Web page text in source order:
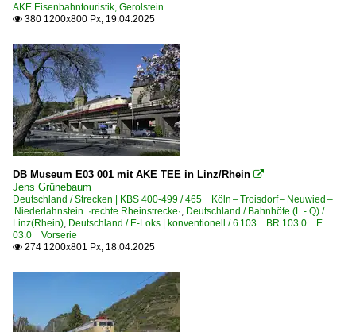
BR 52 DR 52.1-7/52.9 ·Kriegslok·
Detailfotos
~ Sonstiges
Dieselloks | 92 80
1 202 BR 202 DR 112 · DR 110 DR V 100.1
1 204 BR 204 · DR 110 DR V 100
1 211 BR 211 DB V 100.10 Private
1 212 BR 212 DB V 100.20
1 213 BR 213 DB V 100.23 Steilstreckenlok
1 214 BR 214 Umbau BR 212 Schenker 262
1 215 BR 215 DB V 163
1 218 BR 218
AKE Eisenbahntouristik, Gerolstein
 380 1200x800 Px, 19.04.2025
DB Museum E03 001 mit AKE TEE in Linz/Rhein 
Jens Grünebaum
Deutschland / Strecken | KBS 400-499 / 465 Köln – Troisdorf – Neuwied –
Niederlahnstein ·rechte Rheinstrecke·, Deutschland / Bahnhöfe (L - Q) /
Linz(Rhein), Deutschland / E-Loks | konventionell / 6 103 BR 103.0 E
03.0 Vorserie
 274 1200x801 Px, 18.04.2025